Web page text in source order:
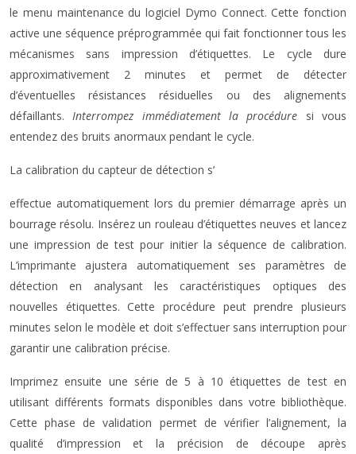
le menu maintenance du logiciel Dymo Connect. Cette fonction
active une séquence préprogrammée qui fait fonctionner tous les
mécanismes sans impression d’étiquettes. Le cycle dure
approximativement 2 minutes et permet de détecter
d’éventuelles résistances résiduelles ou des alignements
défaillants.Interrompez immédiatement la procédure si vous
entendez des bruits anormaux pendant le cycle.
La calibration du capteur de détection s’
effectue automatiquement lors du premier démarrage après un
bourrage résolu. Insérez un rouleau d’étiquettes neuves et lancez
une impression de test pour initier la séquence de calibration.
L’imprimante ajustera automatiquement ses paramètres de
détection en analysant les caractéristiques optiques des
nouvelles étiquettes. Cette procédure peut prendre plusieurs
minutes selon le modèle et doit s’effectuer sans interruption pour
garantir une calibration précise.
Imprimez ensuite une série de 5 à 10 étiquettes de test en
utilisant différents formats disponibles dans votre bibliothèque.
Cette phase de validation permet de vérifier l’alignement, la
qualité d’impression et la précision de découpe après